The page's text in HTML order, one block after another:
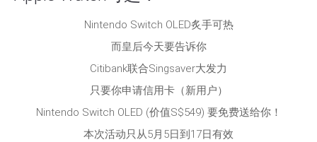
Nintendo Switch OLED炙手可热
而皇后今天要告诉你
Citibank联合Singsaver大发力
只要你申请信用卡（新用户）
Nintendo Switch OLED (价值S$549) 要免费送给你！
本次活动只从5月5日到17日有效